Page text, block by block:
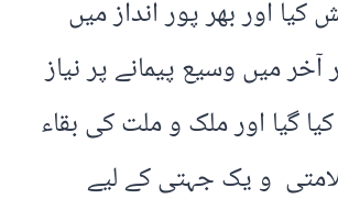
اور بھر پور انداز میں
آخر میں وسیع پیمانے پر نیاز
گیا اور ملک و ملت کی بقاء
و یک جہتی کے لیے